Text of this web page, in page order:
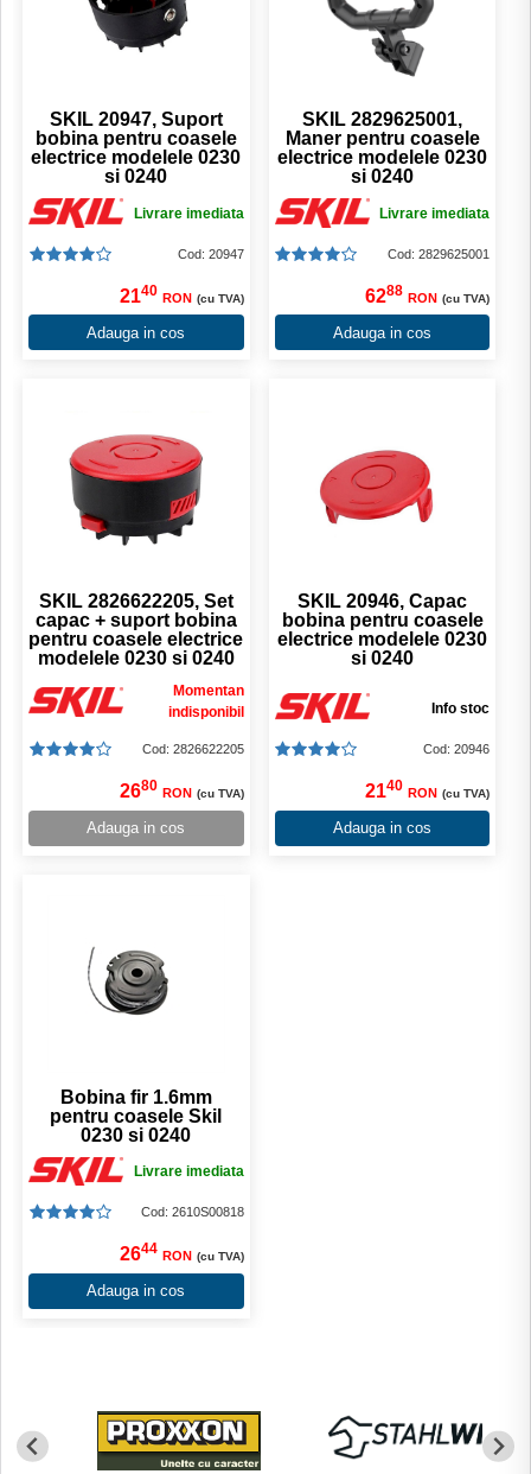
SKIL 20947, Suport
bobina pentru coasele
electrice modelele 0230
si 0240
Livrare imediata
Cod: 20947
2140 RON (cu TVA)
Adauga in cos
SKIL 2829625001,
Maner pentru coasele
electrice modelele 0230
si 0240
Livrare imediata
Cod: 2829625001
6288 RON (cu TVA)
Adauga in cos
SKIL 2826622205, Set
capac + suport bobina
pentru coasele electrice
modelele 0230 si 0240
Momentan
indisponibil
Cod: 2826622205
2680 RON (cu TVA)
Adauga in cos
SKIL 20946, Capac
bobina pentru coasele
electrice modelele 0230
si 0240
Info stoc
Cod: 20946
2140 RON (cu TVA)
Adauga in cos
Bobina fir 1.6mm
pentru coasele Skil
0230 si 0240
Livrare imediata
Cod: 2610S00818
2644 RON (cu TVA)
Adauga in cos